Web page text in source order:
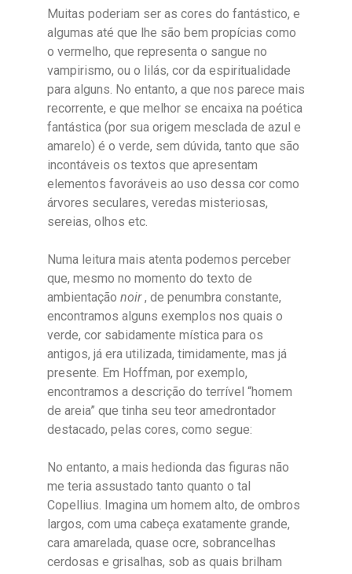
Muitas poderiam ser as cores do fantástico, e
algumas até que lhe são bem propícias como
o vermelho, que representa o sangue no
vampirismo, ou o lilás, cor da espiritualidade
para alguns. No entanto, a que nos parece mais
recorrente, e que melhor se encaixa na poética
fantástica (por sua origem mesclada de azul e
amarelo) é o verde, sem dúvida, tanto que são
incontáveis os textos que apresentam
elementos favoráveis ao uso dessa cor como
árvores seculares, veredas misteriosas,
sereias, olhos etc.
Numa leitura mais atenta podemos perceber
que, mesmo no momento do texto de
ambientação noir, de penumbra constante,
encontramos alguns exemplos nos quais o
verde, cor sabidamente mística para os
antigos, já era utilizada, timidamente, mas já
presente. Em Hoffman, por exemplo,
encontramos a descrição do terrível “homem
de areia” que tinha seu teor amedrontador
destacado, pelas cores, como segue:
No entanto, a mais hedionda das figuras não
me teria assustado tanto quanto o tal
Copellius. Imagina um homem alto, de ombros
largos, com uma cabeça exatamente grande,
cara amarelada, quase ocre, sobrancelhas
cerdosas e grisalhas, sob as quais brilham